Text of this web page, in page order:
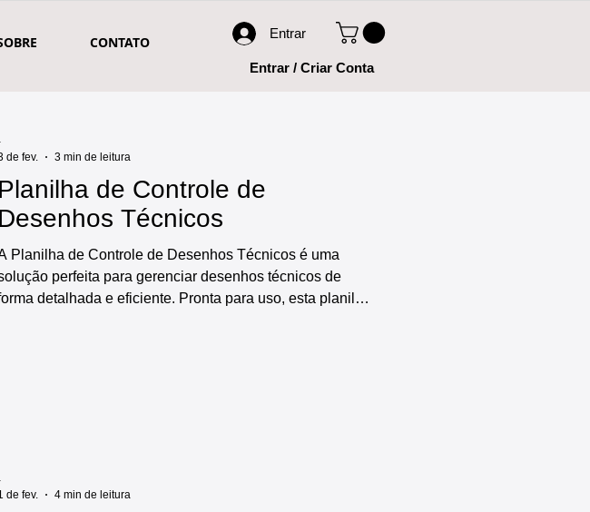
CONTATO
Entrar
Entrar / Criar Conta
Planilha de Controle de
Desenhos Técnicos
Planilha de Controle de Desenhos Técnicos é uma
perfeita para gerenciar desenhos técnicos de
detalhada e eficiente. Pronta para uso, esta planilha
de fev.
3 min de leitura
de fev.
4 min de leitura